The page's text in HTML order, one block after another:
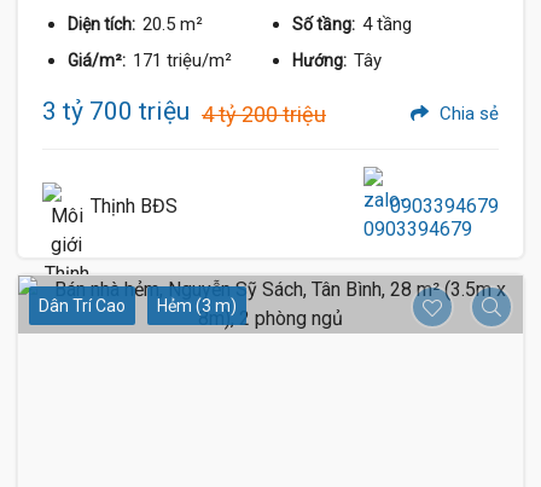
Diện tích: 20.5 m² Số tầng: 4 tầng
Giá/m²: 171 triệu/m² Hướng: Tây
3 tỷ 700 triệu 4 tỷ 200 triệu Chia sẻ
Thịnh BĐS 0903394679
Dân Trí Cao Hẻm (3 m)